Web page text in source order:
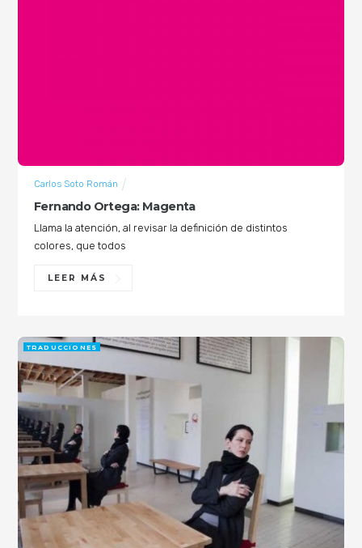
Fernando Ortega: Magenta
Carlos Soto Román
Llama la atención, al revisar la definición de distintos
colores, que todos
LEER MÁS
TRADUCCIONES